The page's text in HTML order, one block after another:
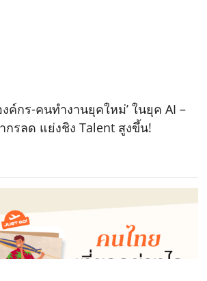
งค์กร-คนทำงานยุคใหม่’ ในยุค AI –
กรลด แย่งชิง Talent สูงขึ้น!